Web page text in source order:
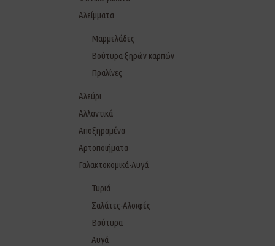
Αλείμματα
Μαρμελάδες
Βούτυρα ξηρών καρπών
Πραλίνες
Αλεύρι
Αλλαντικά
Αποξηραμένα
Αρτοποιήματα
Γαλακτοκομικά-Αυγά
Τυριά
Σαλάτες-Αλοιφές
Βούτυρα
Αυγά